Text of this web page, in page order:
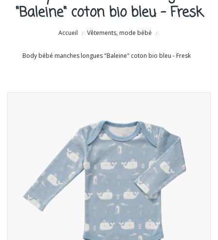
"Baleine" coton bio bleu - Fresk
Accueil Vêtements, mode bébé
Body bébé manches longues "Baleine" coton bio bleu - Fresk